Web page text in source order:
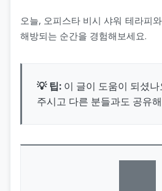
오늘, 오피스타 비시 샤워 테라피
해방되는 순간을 경험해보세요.
💡 팁: 이 글이 도움이 되셨
주시고 다른 분들과도 공유